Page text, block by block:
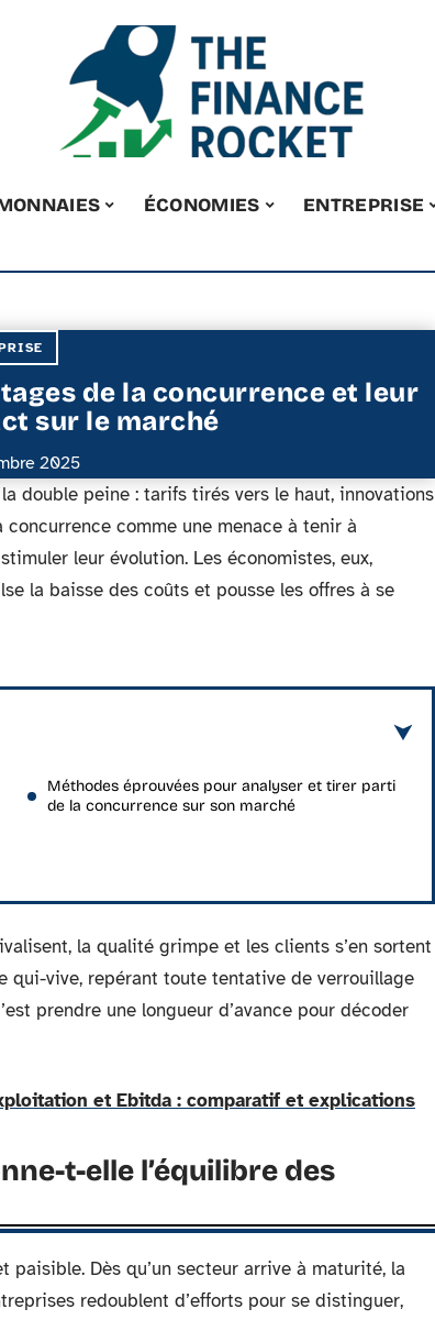
ÉCONOMIES ENTREPRISE
de la concurrence et leur
sur le marché
2025
double peine : tarifs tirés vers le haut, innovations
comme une menace à tenir à
leur évolution. Les économistes, eux,
la baisse des coûts et pousse les offres à se
Méthodes éprouvées pour analyser et tirer parti
de la concurrence sur son marché
la qualité grimpe et les clients s’en sortent
qui-vive, repérant toute tentative de verrouillage
prendre une longueur d’avance pour décoder
et Ebitda : comparatif et explications
t-elle l’équilibre des
Dès qu’un secteur arrive à maturité, la
redoublent d’efforts pour se distinguer,